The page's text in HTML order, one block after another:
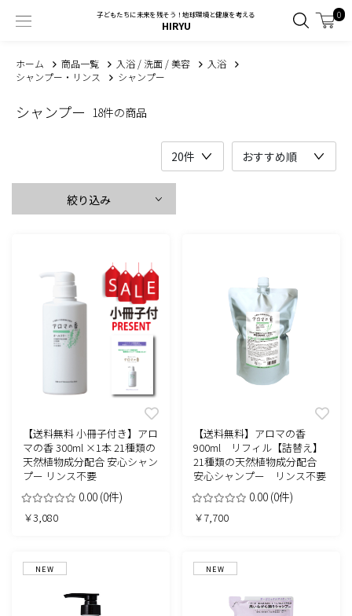
子どもたちに未来を残そう！地球環境と健康を考える
HIRYU
0
ホーム 商品一覧 入浴 / 洗面 / 美容
入浴
シャンプー・リンス
シャンプー
シャンプー 18件の商品
絞り込み
【送料無料 小冊子付き】アロ
マの香 300ml ×1本 21種類の
天然植物成分配合 安心シャン
プー リンス不要
0.00 (0件)
￥3,080
【送料無料】アロマの香
900ml リフィル【詰替え】
21種類の天然植物成分配合
安心シャンプー リンス不要
0.00 (0件)
￥7,700
NEW NEW